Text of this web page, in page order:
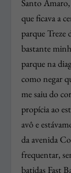
Santo Amaro,
que ficava a
parque Treze
bastante
parque na
como negar
me saiu do
propícia ao
avô e
da avenida
frequentar,
batidas Fast